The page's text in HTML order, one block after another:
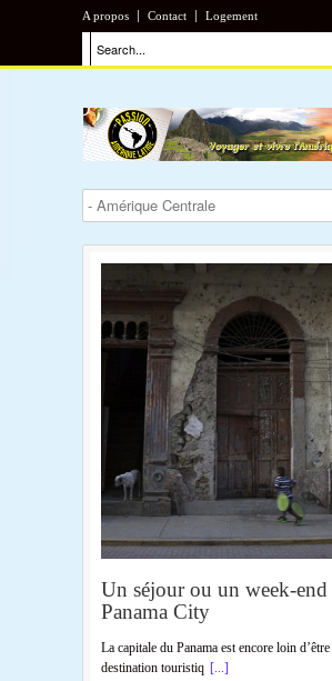
A propos Contact Logement
Un séjour ou un week-end
Panama City
La capitale du Panama est encore loin
destination touristiq [...]